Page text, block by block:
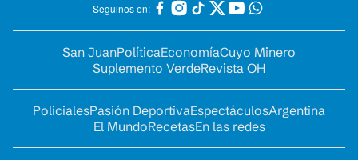
Seguinos en:
San JuanPolíticaEconomíaCuyo Minero
Suplemento VerdeRevista OH
PolicialesPasión DeportivaEspectáculosArgentina
El MundoRecetasEn las redes